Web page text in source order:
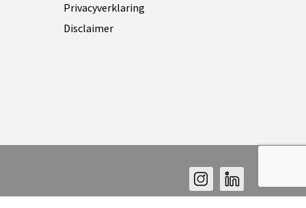
Privacyverklaring
Disclaimer